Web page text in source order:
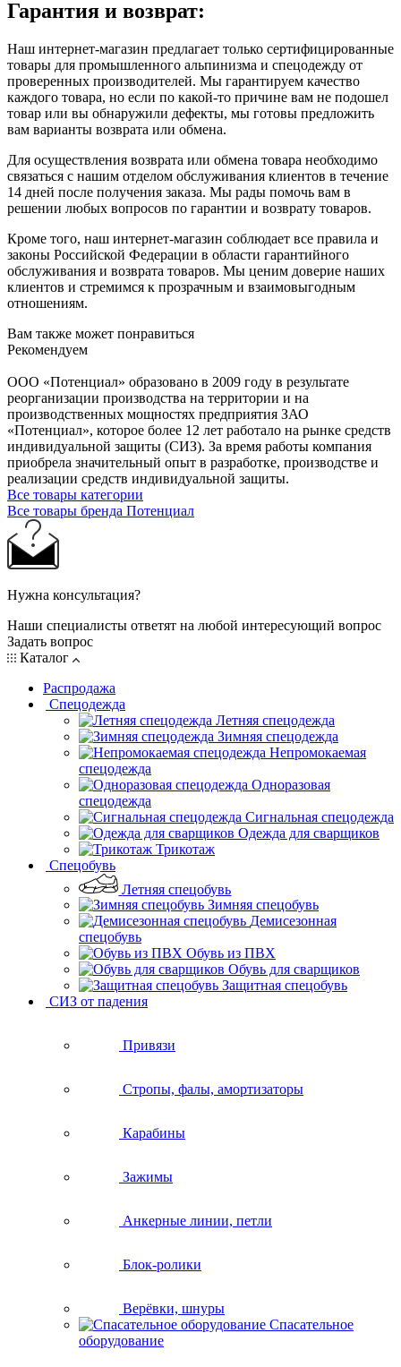
Гарантия и возврат:
Наш интернет-магазин предлагает только сертифицированные
товары для промышленного альпинизма и спецодежду от
проверенных производителей. Мы гарантируем качество
каждого товара, но если по какой-то причине вам не подошел
товар или вы обнаружили дефекты, мы готовы предложить
вам варианты возврата или обмена.
Для осуществления возврата или обмена товара необходимо
связаться с нашим отделом обслуживания клиентов в течение
14 дней после получения заказа. Мы рады помочь вам в
решении любых вопросов по гарантии и возврату товаров.
Кроме того, наш интернет-магазин соблюдает все правила и
законы Российской Федерации в области гарантийного
обслуживания и возврата товаров. Мы ценим доверие наших
клиентов и стремимся к прозрачным и взаимовыгодным
отношениям.
Вам также может понравиться
Рекомендуем
ООО «Потенциал» образовано в 2009 году в результате
реорганизации производства на территории и на
производственных мощностях предприятия ЗАО
«Потенциал», которое более 12 лет работало на рынке средств
индивидуальной защиты (СИЗ). За время работы компания
приобрела значительный опыт в разработке, производстве и
реализации средств индивидуальной защиты.
Все товары категории
Все товары бренда Потенциал
Нужна консультация?
Наши специалисты ответят на любой интересующий вопрос
Задать вопрос
Каталог
Распродажа
Спецодежда
Летняя спецодежда
Зимняя спецодежда
Непромокаемая
спецодежда
Одноразовая
спецодежда
Сигнальная спецодежда
Одежда для сварщиков
Трикотаж
Спецобувь
Летняя спецобувь
Зимняя спецобувь
Демисезонная
спецобувь
Обувь из ПВХ
Обувь для сварщиков
Защитная спецобувь
СИЗ от падения
Привязи
Стропы, фалы, амортизаторы
Карабины
Зажимы
Анкерные линии, петли
Блок-ролики
Верёвки, шнуры
Спасательное
оборудование